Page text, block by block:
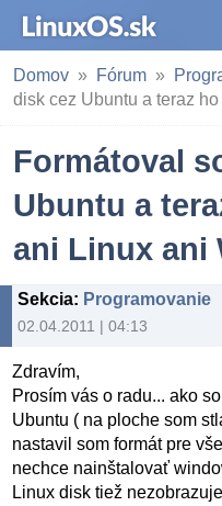
Domov Fórum
disk cez Ubuntu a teraz
Formátoval
Ubuntu a
ani Linux ani
Sekcia: Programovanie
02.04.2011 | 04:13
Zdravím,
Prosím vás o radu... ako
Ubuntu ( na ploche som
nastavil som formát pre
nechce nainštalovať
Linux disk tiež